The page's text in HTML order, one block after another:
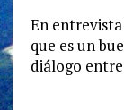
En
que es un
diálogo